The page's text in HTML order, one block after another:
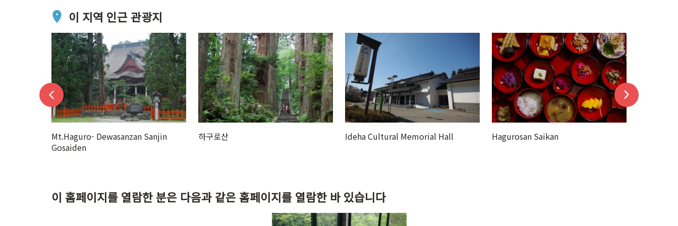
이 지역 인근 관광지
하구로산 Ideha Cultural Memorial Hall Hagurosan Saikan Hagurosan Five-Story Pagoda
이 홈페이지를 열람한 분은 다음과 같은 홈페이지를 열람한 바 있습니다